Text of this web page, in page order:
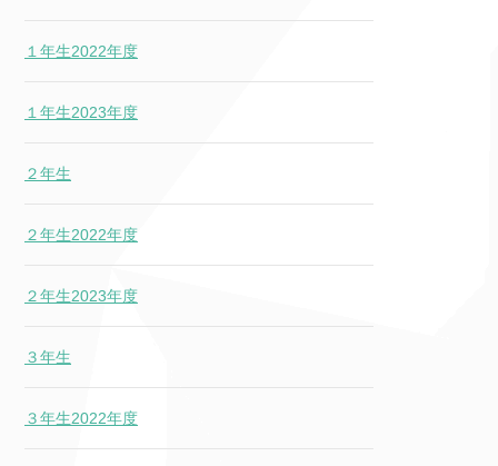
１年生2022年度
１年生2023年度
２年生
２年生2022年度
２年生2023年度
３年生
３年生2022年度